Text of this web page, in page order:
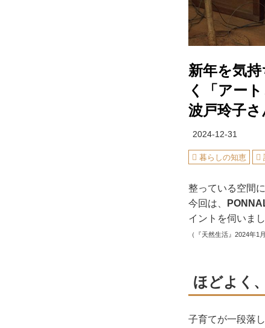
新年を気
く「アー
波戸玲子さ
2024-12-31
暮らしの知恵
整っている空間
今回は、
イントを伺いまし
（『天然生活』2024年1
ほどよく
子育てが一段落